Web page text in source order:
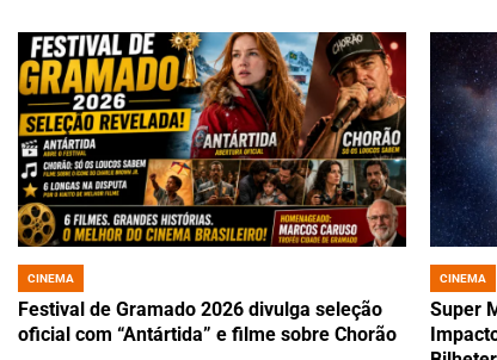
POSTED
IN
CINEMA
Festival de Gramado 2026 divulga seleção
oficial com “Antártida” e filme sobre Chorão
POSTED
IN
CINEMA
Super